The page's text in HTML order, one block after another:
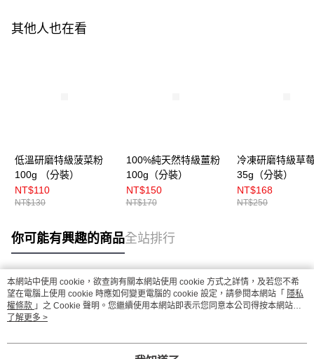
其他人也在看
低溫研磨特級菠菜粉
100g （分裝）
NT$110
NT$130
100%純天然特級薑粉
100g（分裝）
NT$150
NT$170
冷凍研磨特級草
35g（分裝）
NT$168
NT$250
你可能有興趣的商品全站排行
熱門標籤
本網站中使用 cookie，欲查詢有關本網站使用 cookie 方式之詳情，及若您不希
望在電腦上使用 cookie 時應如何變更電腦的 cookie 設定，請參閱本網站「 隱私
權條款 」之 Cookie 聲明。您繼續使用本網站即表示您同意本公司得按本網站使
用條款之 Cookie 聲明使用 cookie。
了解更多 >